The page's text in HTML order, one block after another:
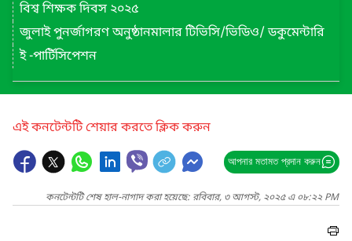
বিশ্ব শিক্ষক দিবস ২০২৫
জুলাই পুনর্জাগরণ অনুষ্ঠানমালার টিভিসি/ভিডিও/ ডকুমেন্টারি
ই -পার্টিসিপেশন
এই কনটেন্টটি শেয়ার করতে ক্লিক করুন
আপনার মতামত প্রদান করুন
কনটেন্টটি শেষ হাল-নাগাদ করা হয়েছে: রবিবার, ৩ আগস্ট, ২০২৫ এ ০৮:২২ PM